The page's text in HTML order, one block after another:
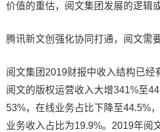
价值的重估，阅文集团发展的逻辑
腾讯新文创强化协同打通，阅文需
阅文集团2019财报中收入结构已
阅文的版权运营收入大增341%至
53%，在线业务占比下降至44.5%
业务收入占比为19.9%。2019年阅